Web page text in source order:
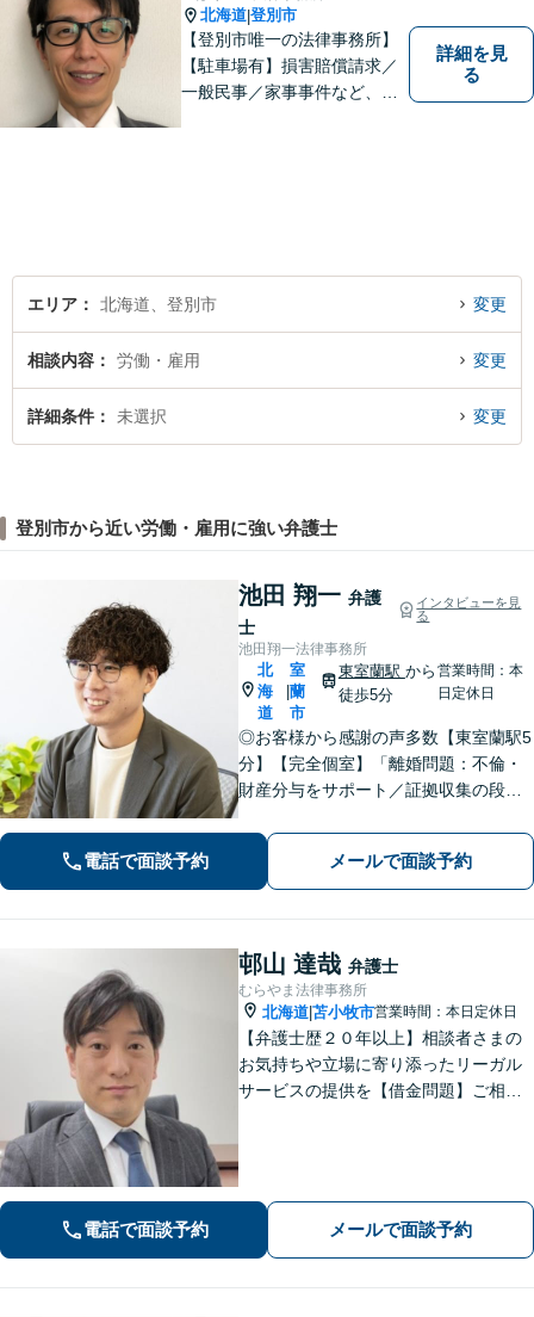
北海道|登別市
【登別市唯一の法律事務所】
【駐車場有】損害賠償請求／
一般民事／家事事件など、幅
詳細を見
る
エリア 北海道、登別市 変更
相談内容 労働・雇用 変更
詳細条件 未選択 変更
登別市から近い労働・雇用に強い弁護士
池田 翔一 弁護
士
インタビューを見
る
池田翔一法律事務所
北
海
道
|
室
蘭
市
東室蘭駅 から
徒歩5分
営業時間：本
日定休日
◎お客様から感謝の声多数【東室蘭駅5
分】【完全個室】「離婚問題：不倫・
財産分与をサポート／証拠収集の段階
的なアプローチ」「相続問題：幅広い
相続問題に対応できる豊富な経験」適
切な公正証書遺言を作成【行政書士資
格保有】
電話で面談予約 メールで面談予約
邨山 達哉 弁護士
むらやま法律事務所
北海道 苫小牧市営業時間：本日定休日
【弁護士歴２０年以上】相談者さまの
お気持ちや立場に寄り添ったリーガル
サービスの提供を【借金問題】ご相談
電話で面談予約 メールで面談予約